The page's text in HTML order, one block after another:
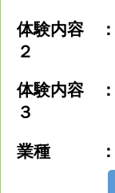
体験内容
２
体験内容
３
業種